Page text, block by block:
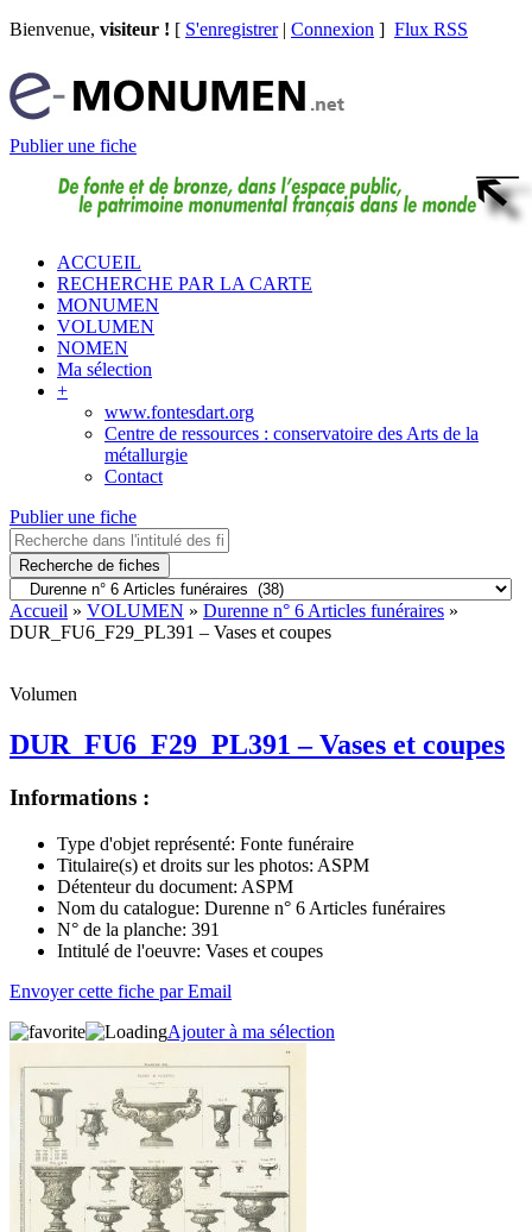
Bienvenue, visiteur ! [ S'enregistrer| Connexion ] Flux RSS
Publier une fiche
ACCUEIL
RECHERCHE PAR LA CARTE
MONUMEN
VOLUMEN
NOMEN
Ma sélection
+
www.fontesdart.org
Centre de ressources : conservatoire des Arts de la
métallurgie
Contact
Publier une fiche
Recherche de fiches
Accueil » VOLUMEN » Durenne n° 6 Articles funéraires »
DUR_FU6_F29_PL391 – Vases et coupes
Volumen
DUR_FU6_F29_PL391 – Vases et coupes
Informations :
Type d'objet représenté: Fonte funéraire
Titulaire(s) et droits sur les photos: ASPM
Détenteur du document: ASPM
Nom du catalogue: Durenne n° 6 Articles funéraires
N° de la planche: 391
Intitulé de l'oeuvre: Vases et coupes
Envoyer cette fiche par Email
Ajouter à ma sélection